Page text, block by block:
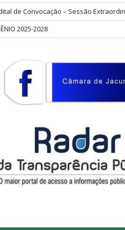
de Convocação – Sessão
2025-2028